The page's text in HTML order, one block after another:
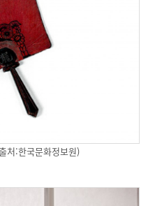
처:한국문화정보원)